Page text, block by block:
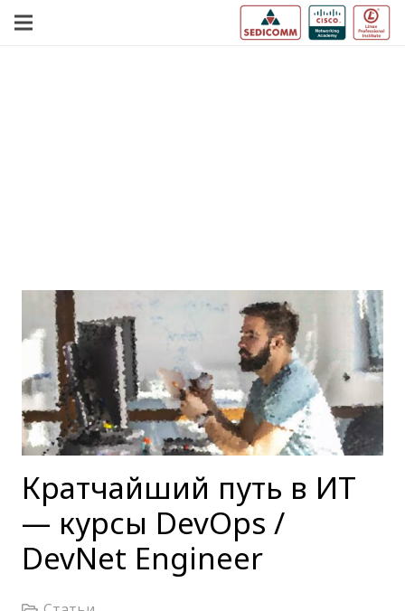
Кратчайший путь в ИТ
— курсы DevOps /
DevNet Engineer